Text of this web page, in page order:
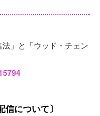
」と「ウッド・チェン
信について〕